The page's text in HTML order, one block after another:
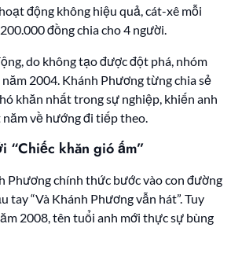
động không hiệu quả, cát-xê mỗi
đồng chia cho 4 người.
do không tạo được đột phá, nhóm
2004. Khánh Phương từng chia sẻ
khăn nhất trong sự nghiệp, khiến anh
về hướng đi tiếp theo.
“Chiếc khăn gió ấm”
Phương chính thức bước vào con đường
tay “Và Khánh Phương vẫn hát”. Tuy
2008, tên tuổi anh mới thực sự bùng